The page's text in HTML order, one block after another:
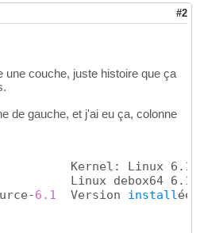
#2
une couche, juste histoire que ça
de gauche, et j'ai eu ça, colonne
Linux debox64
6.1
  Version
installée